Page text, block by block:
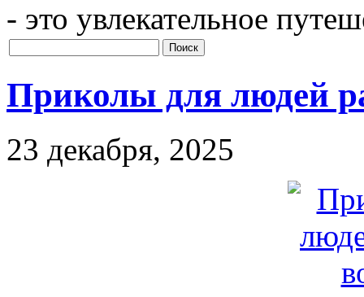
- это увлекательное
Приколы для людей
23 декабря, 2025